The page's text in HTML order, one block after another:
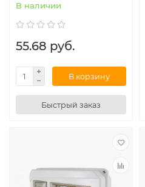
В наличии
55.68 руб.
В корзину
Быстрый заказ